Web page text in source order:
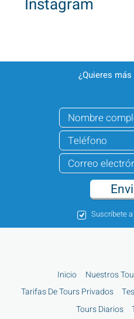
Instagram
¿Quieres
Suscríbete
Inicio Nuestros
Tarifas De Tours Privados
Tours Diarios